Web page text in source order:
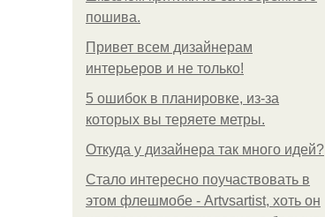
пошива.
Привет всем дизайнерам
интерьеров и не только!
5 ошибок в планировке, из-за
которых вы теряете метры.
Откуда у дизайнера так много идей?
Стало интересно поучаствовать в
этом флешмобе - Artvsartist, хоть он